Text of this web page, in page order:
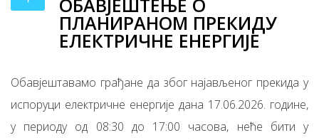
ОБАВЈЕШТЕЊЕ О
ПЛАНИРАНОМ ПРЕКИДУ
ЕЛЕКТРИЧНЕ ЕНЕРГИЈЕ
Обавјештавамо грађане да због најављеног прекида у
испоруци електричне енергије дана 17.06.2026. године,
у периоду од 08:30 до 17:00 часова, неће бити у